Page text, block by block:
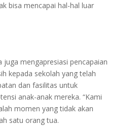
bisa mencapai hal-hal luar
juga mengapresiasi pencapaian
kepada sekolah yang telah
dan fasilitas untuk
anak-anak mereka. “Kami
momen yang tidak akan
satu orang tua.